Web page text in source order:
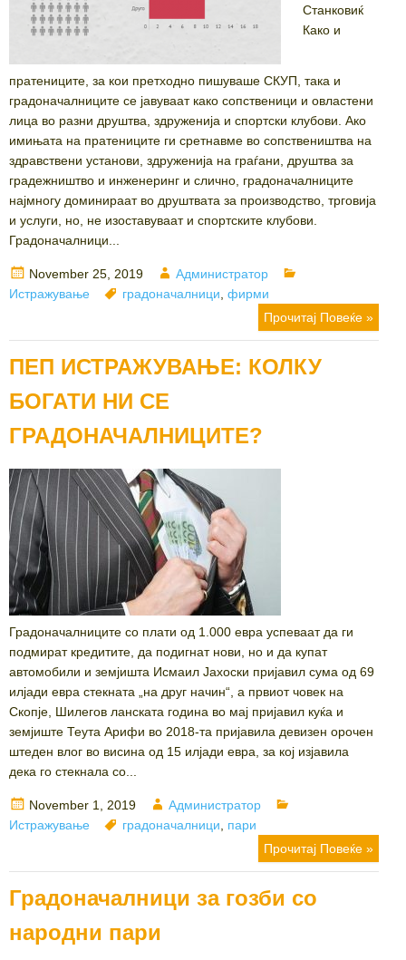
Станковиќ
Како и
пратениците, за кои претходно пишуваше СКУП, така и
градоначалниците се јавуваат како сопственици и овластени
лица во разни друштва, здруженија и спортски клубови. Ако
имињата на пратениците ги сретнавме во сопствеништва на
здравствени установи, здруженија на граѓани, друштва за
градежништво и инженеринг и слично, градоначалниците
најмногу доминираат во друштвата за производство, трговија
и услуги, но, не изоставуваат и спортските клубови.
Градоначалници...
Posted
on
November 25, 2019 Author
Администратор
Истражување
Tags
градоначалници фирми
Прочитај Повеќе »
ПЕП ИСТРАЖУВАЊЕ: КОЛКУ
БОГАТИ НИ СЕ
ГРАДОНАЧАЛНИЦИТЕ?
Градоначалниците со плати од 1.000 евра успеваат да ги
подмират кредитите, да подигнат нови, но и да купат
автомобили и земјишта Исмаил Јахоски пријавил сума од 69
илјади евра стекната „на друг начин“, а првиот човек на
Скопје, Шилегов ланската година во мај пријавил куќа и
земјиште Теута Арифи во 2018-та пријавила девизен орочен
штеден влог во висина од 15 илјади евра, за кој изјавила
дека го стекнала со...
Posted
on
November 1, 2019 Author
Администратор
Истражување
Tags
градоначалници
пари
Прочитај Повеќе »
Градоначалници за гозби со
народни пари